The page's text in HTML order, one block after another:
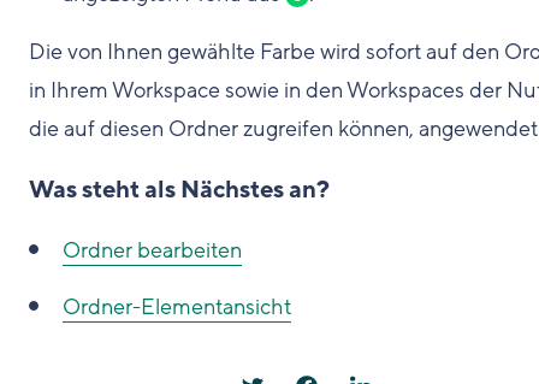
Die von Ihnen gewählte Farbe wird sofort auf den
in Ihrem Workspace sowie in den Workspaces der
die auf diesen Ordner zugreifen können,
Was steht als Nächstes an?
Ordner bearbeiten
Ordner-Elementansicht